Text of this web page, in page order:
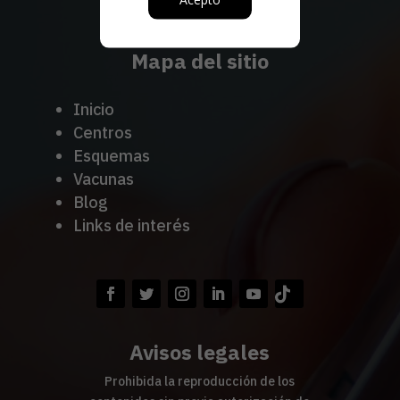
www.amv.org.mx
Mapa del sitio
Inicio
Centros
Esquemas
Vacunas
Blog
Links de interés
Avisos legales
Prohibida la reproducción de los